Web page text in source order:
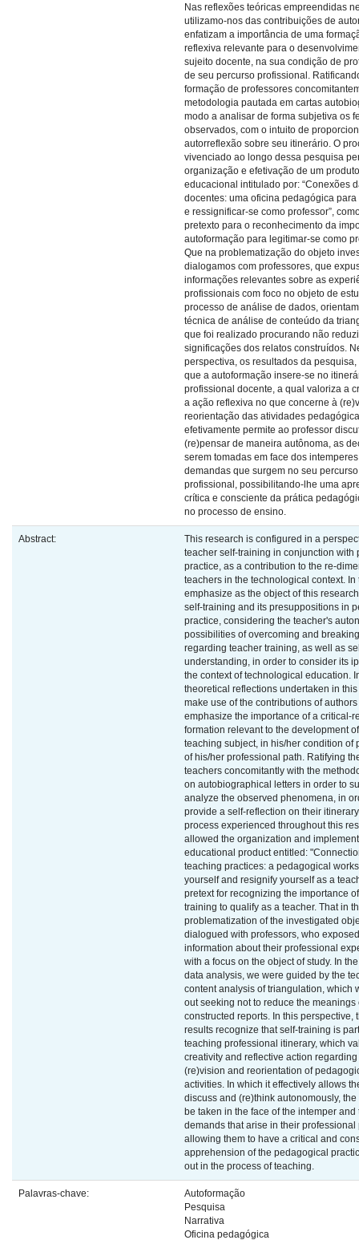
Nas reflexões teóricas empreendidas
utilizamo-nos das contribuições de
enfatizam a importância de uma
reflexiva relevante para o
sujeito docente, na sua condição de
de seu percurso profissional.
formação de professores
metodologia pautada em cartas
modo a analisar de forma subjetiva os
observados, com o intuito de
autorreflexão sobre seu itinerário. O
vivenciado ao longo dessa pesquisa
organização e efetivação de um produto
educacional intitulado por: “Conexões
docentes: uma oficina pedagógica para
e ressignificar-se como professor”,
pretexto para o reconhecimento da
autoformação para legitimar-se como
Que na problematização do objeto
dialogamos com professores, que
informações relevantes sobre as
profissionais com foco no objeto de
processo de análise de dados,
técnica de análise de conteúdo da
que foi realizado procurando não
significações dos relatos construídos.
perspectiva, os resultados da
que a autoformação insere-se no
profissional docente, a qual valoriza a
a ação reflexiva no que concerne à
reorientação das atividades
efetivamente permite ao professor
(re)pensar de maneira autônoma, as
serem tomadas em face dos
demandas que surgem no seu percurso
profissional, possibilitando-lhe uma
crítica e consciente da prática
no processo de ensino.
Abstract:
This research is configured in a
teacher self-training in conjunction with
practice, as a contribution to the re-
teachers in the technological context. In
emphasize as the object of this
self-training and its presuppositions in
practice, considering the teacher's
possibilities of overcoming and
regarding teacher training, as well as
understanding, in order to consider its
the context of technological education.
theoretical reflections undertaken in this
make use of the contributions of
emphasize the importance of a critical-
formation relevant to the development
teaching subject, in his/her condition of
of his/her professional path. Ratifying
teachers concomitantly with the
on autobiographical letters in order to
analyze the observed phenomena, in
provide a self-reflection on their
process experienced throughout this
allowed the organization and
educational product entitled:
teaching practices: a pedagogical
yourself and resignify yourself as a
pretext for recognizing the importance
training to qualify as a teacher. That in
problematization of the investigated
dialogued with professors, who
information about their professional
with a focus on the object of study. In
data analysis, we were guided by the
content analysis of triangulation, which
out seeking not to reduce the meanings
constructed reports. In this perspective,
results recognize that self-training is
teaching professional itinerary, which
creativity and reflective action regarding
(re)vision and reorientation of
activities. In which it effectively allows
discuss and (re)think autonomously,
be taken in the face of the intemper and
demands that arise in their professional
allowing them to have a critical and
apprehension of the pedagogical
out in the process of teaching.
Palavras-chave:
Autoformação
Pesquisa
Narrativa
Oficina pedagógica